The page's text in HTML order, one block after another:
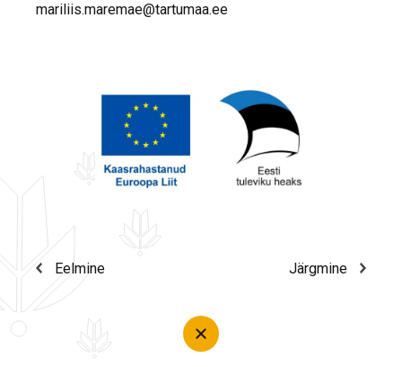
mariliis.maremae@tartumaa.ee
Eelmine Järgmine